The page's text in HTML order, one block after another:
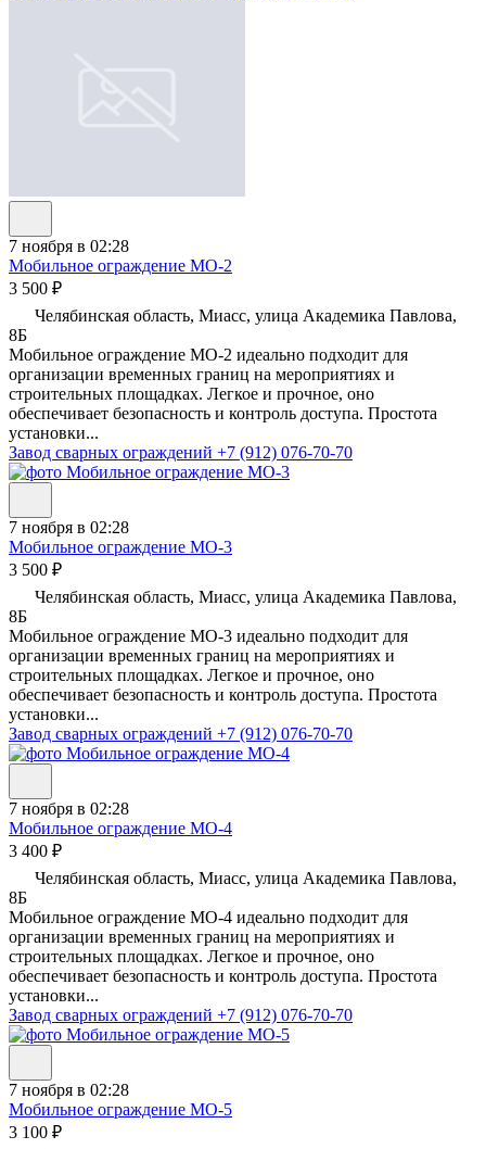
7 ноября в 02:28
Мобильное ограждение МО-2
3 500 ₽
Челябинская область, Миасс, улица Академика Павлова,
8Б
Мобильное ограждение МО-2 идеально подходит для
организации временных границ на мероприятиях и
строительных площадках. Легкое и прочное, оно
обеспечивает безопасность и контроль доступа. Простота
установки...
Завод сварных ограждений +7 (912) 076-70-70
7 ноября в 02:28
Мобильное ограждение МО-3
3 500 ₽
Челябинская область, Миасс, улица Академика Павлова,
8Б
Мобильное ограждение МО-3 идеально подходит для
организации временных границ на мероприятиях и
строительных площадках. Легкое и прочное, оно
обеспечивает безопасность и контроль доступа. Простота
установки...
Завод сварных ограждений +7 (912) 076-70-70
7 ноября в 02:28
Мобильное ограждение МО-4
3 400 ₽
Челябинская область, Миасс, улица Академика Павлова,
8Б
Мобильное ограждение МО-4 идеально подходит для
организации временных границ на мероприятиях и
строительных площадках. Легкое и прочное, оно
обеспечивает безопасность и контроль доступа. Простота
установки...
Завод сварных ограждений +7 (912) 076-70-70
7 ноября в 02:28
Мобильное ограждение МО-5
3 100 ₽